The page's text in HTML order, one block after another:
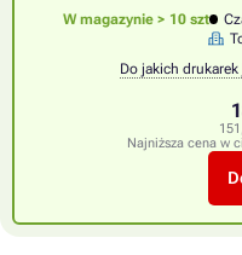
W magazynie > 10 szt
Do jakich
Najniższa cena w